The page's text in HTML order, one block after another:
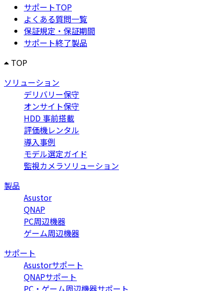
サポートTOP
よくある質問一覧
保証規定・保証期間
サポート終了製品
TOP
ソリューション
デリバリー保守
オンサイト保守
HDD 事前搭載
評価機レンタル
導入事例
モデル選定ガイド
監視カメラソリューション
製品
Asustor
QNAP
PC周辺機器
ゲーム周辺機器
サポート
Asustorサポート
QNAPサポート
PC・ゲーム周辺機器サポート